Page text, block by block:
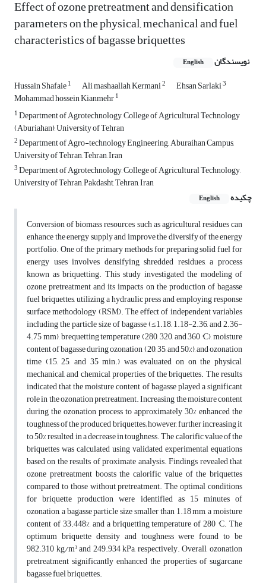
Effect of ozone pretreatment and densification
parameters on the physical, mechanical and fuel
characteristics of bagasse briquettes
نویسندگان English
Hussain Shafaie1 Ali mashaallah Kermani2 Ehsan Sarlaki3
Mohammad hossein Kianmehr1
1Department of Agrotechnology, College of Agricultural Technology
(Aburiahan), University of Tehran
2Department of Agro-technology Engineering,, Aburaihan Campus,
University of Tehran, Tehran, Iran
3Department of Agrotechnology, College of Agricultural Technology,
University of Tehran, Pakdasht, Tehran, Iran
چکیده
English
Conversion of biomass resources such as agricultural residues can
enhance the energy supply and improve the diversify of the energy
portfolio. One of the primary methods for preparing solid fuel for
energy uses involves densifying shredded residues, a process
known as briquetting. This study investigated the modeling of
ozone pretreatment and its impacts on the production of bagasse
fuel briquettes, utilizing a hydraulic press and employing response
surface methodology (RSM). The effect of independent variables
including the particle size of bagasse (≤1.18, 1.18-2.36, and 2.36-
4.75 mm), brequetting temperature (280, 320, and 360 °C), moisture
content of bagasse during ozonation (20, 35, and 50%), and ozonation
time (15, 25, and 35 min.) was evaluated on on the physical,
mechanical, and chemical properties of the briquettes. The results
indicated that the moisture content of bagasse played a significant
role in the ozonation pretreatment. Increasing the moisture content
during the ozonation process to approximately 30% enhanced the
toughness of the produced briquettes; however, further increasing it
to 50% resulted in a decrease in toughness. The calorific value of the
briquettes was calculated using validated experimental equations
based on the results of proximate analysis. Findings revealed that
ozone pretreatment boosts the calorific value of the briquettes
compared to those without pretreatment. The optimal conditions
for briquette production were identified as 15 minutes of
ozonation, a bagasse particle size smaller than 1.18 mm, a moisture
content of 33.448%, and a briquetting temperature of 280 °C. The
optimum briquette density and toughness were found to be
982.310 kg/m³ and 249.934 kPa, respectively. Overall, ozonation
pretreatment significantly enhanced the properties of sugarcane
bagasse fuel briquettes.